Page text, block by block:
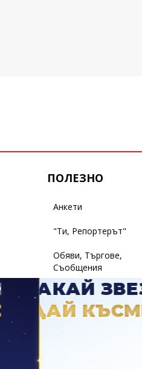
ПОЛЕЗНО
Анкети
"Ти, Репортерът"
Обяви, Търгове,
Съобщения